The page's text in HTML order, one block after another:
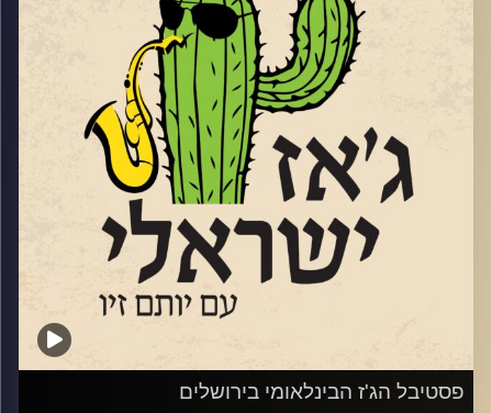
של להבים. פסטיבל משובח ומגוון שמובילה אורלי שטרן
המנהלת האומנותית של מועדון הג'ז המקומי. שוחחנו עם אורלי
על הפסטיבל ועל אתגרי הג'ז בדרום.
הפסטיבל יארח כמה ממוזיקאי הג'ז הבולטים של ישראל,
לרבות: עומרי מור, גיא מינטוס, מתן קליין, שי זלמן, קווינטה
אנסמבל ועוד. בפסטיבל ישולבו גם הופעות של הרכבים
צעירים מכל רחבי הארץ. בין היתר יופיעו: הביג בנד של עומר,
שמשלב נגנים צעירים מצטיינים, עם בוגרים ומוריהם. ההרכב
של תלמה ילין בגבעתיים (יחוזק עם מתופף מנתיבות), רביעיית
גלעד אהרון מעמק האלה והרכב צעיר מקונסרבטוריון שטריקר
בתל אביב. הכניסה לכל הופעות ההרכבים הצעירים – חופשית,
כמיטב המסורת של פסטיבל הג'אז בלהבים.
בסוף השבוע הבא, 4-6.6 תתקיים המדורה השמינית של
פסטיבל ניו אורלינס
פסטיבל הג'ז הבינלאומי בירושלים